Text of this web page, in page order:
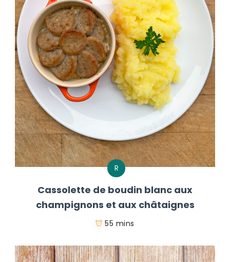
R
Cassolette de boudin blanc aux
champignons et aux châtaignes
55 mins